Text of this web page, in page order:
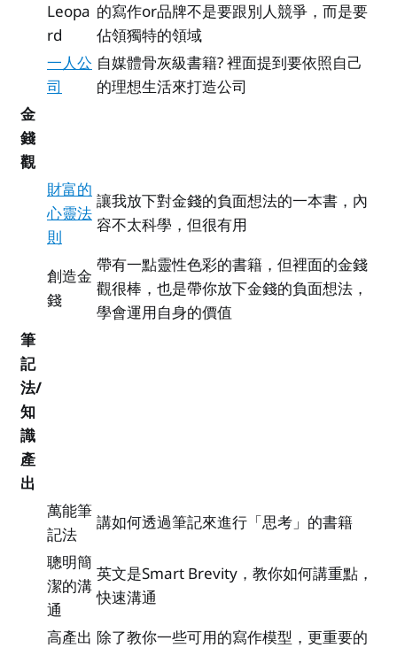
Leopa
rd
的寫作or品牌不是要跟別人競爭，而是要
佔領獨特的領域
一人公
司
自媒體骨灰級書籍? 裡面提到要依照自己
的理想生活來打造公司
金
錢
觀
財富的
心靈法
則
讓我放下對金錢的負面想法的一本書，內
容不太科學，但很有用
創造金
錢
帶有一點靈性色彩的書籍，但裡面的金錢
觀很棒，也是帶你放下金錢的負面想法，
學會運用自身的價值
筆
記
法/
知
識
產
出
萬能筆
記法
講如何透過筆記來進行「思考」的書籍
聰明簡
潔的溝
通
英文是Smart Brevity，教你如何講重點，
快速溝通
高產出 除了教你一些可用的寫作模型，更重要的